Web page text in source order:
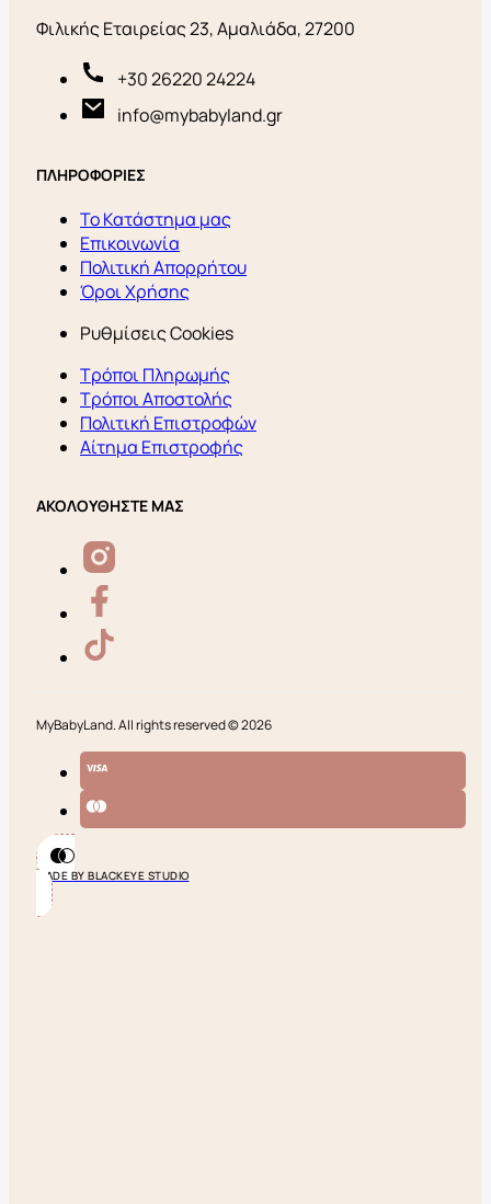
Φιλικής Εταιρείας 23, Αμαλιάδα, 27200
+30 26220 24224
info@mybabyland.gr
ΠΛΗΡΟΦΟΡΙΕΣ
Το Κατάστημα μας
Επικοινωνία
Πολιτική Απορρήτου
Όροι Χρήσης
Ρυθμίσεις Cookies
Τρόποι Πληρωμής
Τρόποι Αποστολής
Πολιτική Επιστροφών
Αίτημα Επιστροφής
ΑΚΟΛΟΥΘΗΣΤΕ ΜΑΣ
MyBabyLand. All rights reserved © 2026
MADE BY BLACKEYE STUDIO